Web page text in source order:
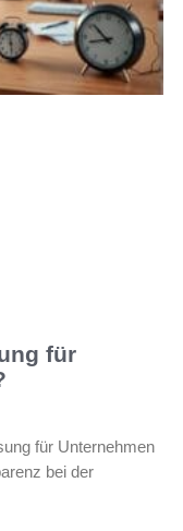
für
für Unternehmen
bei der